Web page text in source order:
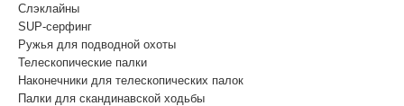
Cлэклайны
SUP-серфинг
Ружья для подводной охоты
Телескопические палки
Наконечники для телескопических палок
Палки для скандинавской ходьбы